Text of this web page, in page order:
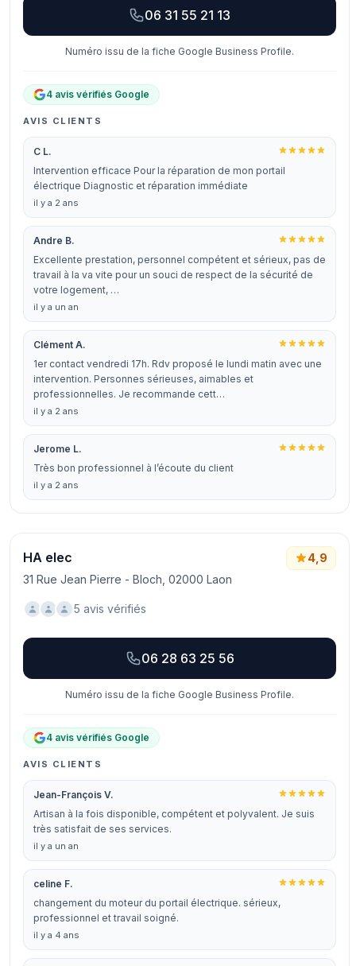
06 31 55 21 13
Numéro issu de la fiche Google Business Profile.
4 avis vérifiés Google
AVIS CLIENTS
C L.
Intervention efficace Pour la réparation de mon portail
électrique Diagnostic et réparation immédiate
il y a 2 ans
Andre B.
Excellente prestation, personnel compétent et sérieux, pas de
travail à la va vite pour un souci de respect de la sécurité de
votre logement, …
il y a un an
Clément A.
1er contact vendredi 17h. Rdv proposé le lundi matin avec une
intervention. Personnes sérieuses, aimables et
professionnelles. Je recommande cett…
il y a 2 ans
Jerome L.
Très bon professionnel à l’écoute du client
il y a 2 ans
HA elec
31 Rue Jean Pierre - Bloch, 02000 Laon
4,9
5 avis vérifiés
06 28 63 25 56
Numéro issu de la fiche Google Business Profile.
4 avis vérifiés Google
AVIS CLIENTS
Jean-François V.
Artisan à la fois disponible, compétent et polyvalent. Je suis
très satisfait de ses services.
il y a un an
celine F.
changement du moteur du portail électrique. sérieux,
professionnel et travail soigné.
il y a 4 ans